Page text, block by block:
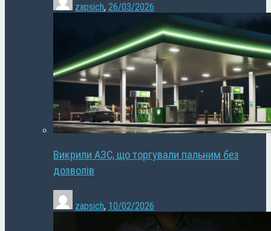
zapsich, 26/03/2026
Викрили АЗС, що торгували пальним без
дозволів
zapsich, 10/02/2026